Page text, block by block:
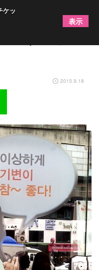
K-Pop喫茶［第1
2015.9.18
ケッ
表示